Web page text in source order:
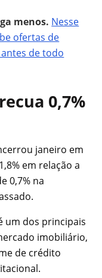
menos. Nesse
ofertas de
de todo
0,7%
janeiro em
em relação a
0,7% na
um dos principais
imobiliário,
de crédito